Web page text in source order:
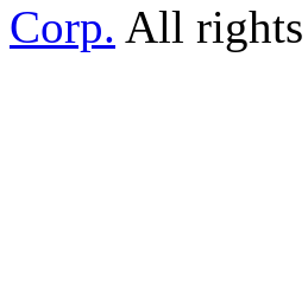
Corp. All rights